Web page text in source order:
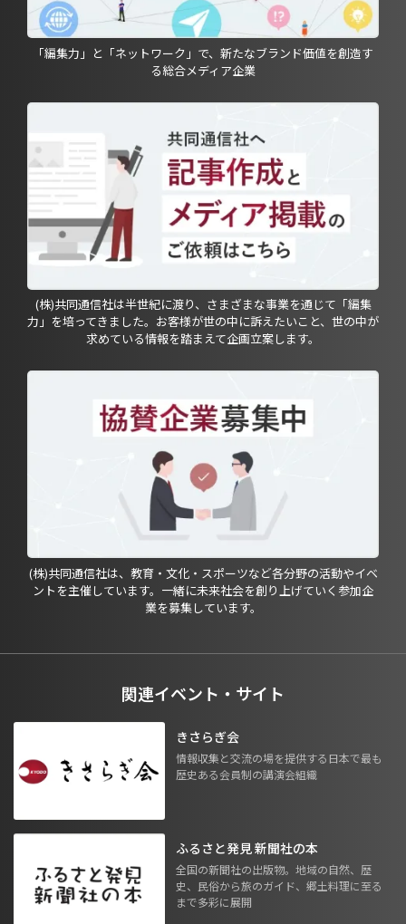
「編集力」と「ネットワーク」で、新たなブランド価値を創造す
る総合メディア企業
(株)共同通信社は半世紀に渡り、さまざまな事業を通じて「編集
力」を培ってきました。お客様が世の中に訴えたいこと、世の中が
求めている情報を踏まえて企画立案します。
(株)共同通信社は、教育・文化・スポーツなど各分野の活動やイベ
ントを主催しています。一緒に未来社会を創り上げていく参加企
業を募集しています。
関連イベント・サイト
きさらぎ会
情報収集と交流の場を提供する日本で最も
歴史ある会員制の講演会組織
ふるさと発見 新聞社の本
全国の新聞社の出版物。地域の自然、歴
史、民俗から旅のガイド、郷土料理に至る
まで多彩に展開